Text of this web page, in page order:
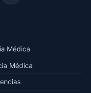
Médica
Médica